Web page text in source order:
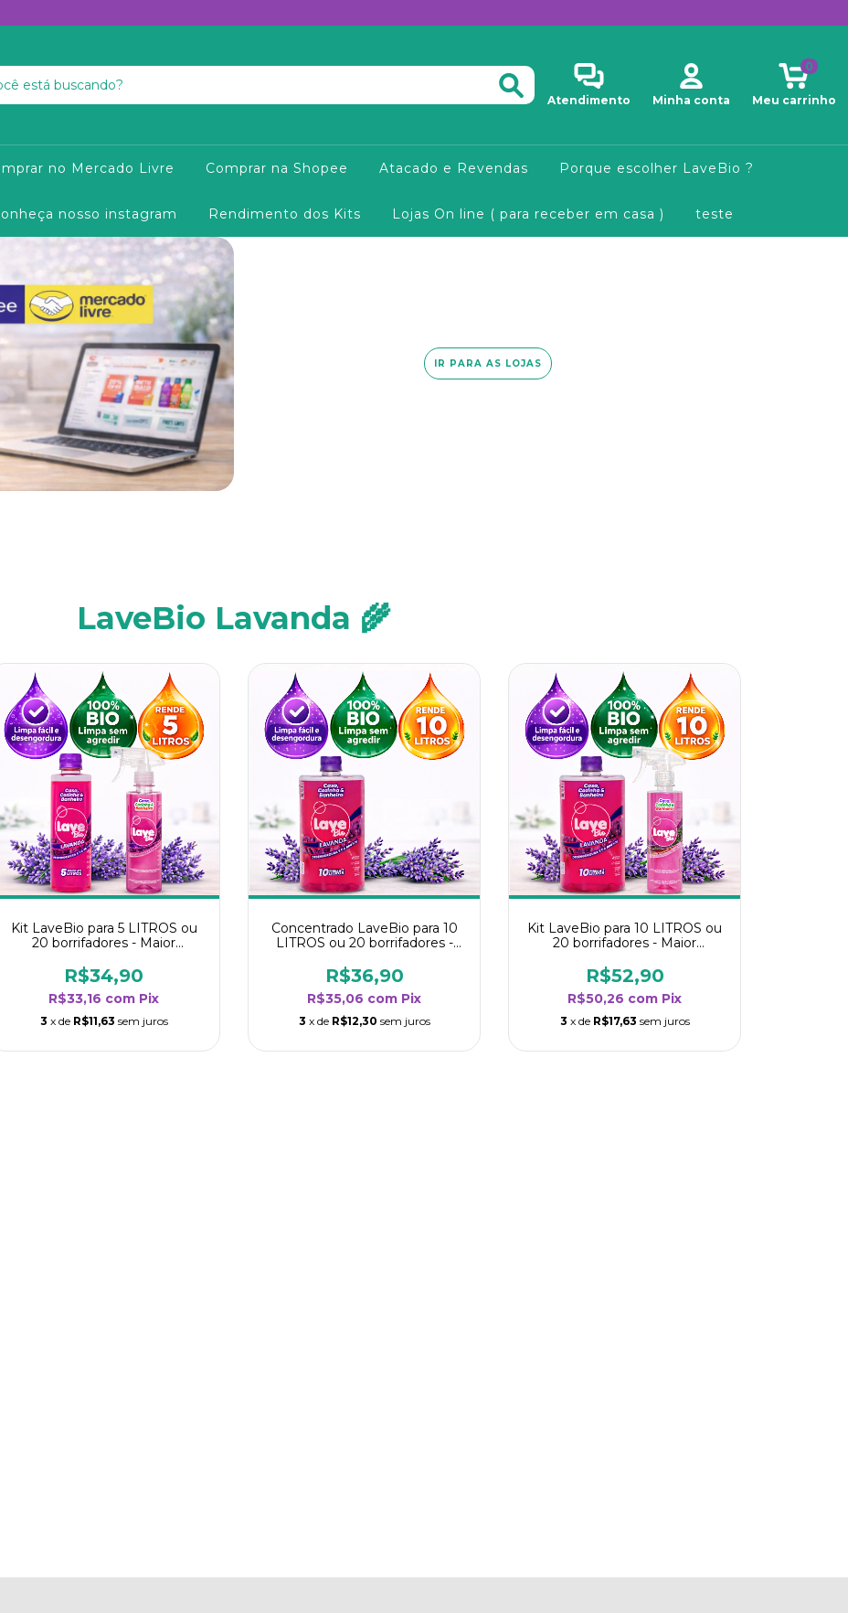
Atendimento Minha conta Meu carrinho
0
no Mercado Livre Comprar na Shopee Atacado e Revendas Porque escolher LaveBio ?
nosso instagram Rendimento dos Kits Lojas On line ( para receber em casa ) teste
IR PARA AS LOJAS
LaveBio Lavanda 🌾
Kit LaveBio para 5 LITROS ou
20 borrifadores - Maior
Lavanda
R$34,90
R$33,16 com Pix
3 x de R$11,63 sem juros
Concentrado LaveBio para 10
LITROS ou 20 borrifadores -
- Lavanda
R$36,90
R$35,06 com Pix
3 x de R$12,30 sem juros
Kit LaveBio para 10 LITROS ou
20 borrifadores - Maior
Lavanda
R$52,90
R$50,26 com Pix
3 x de R$17,63 sem juros